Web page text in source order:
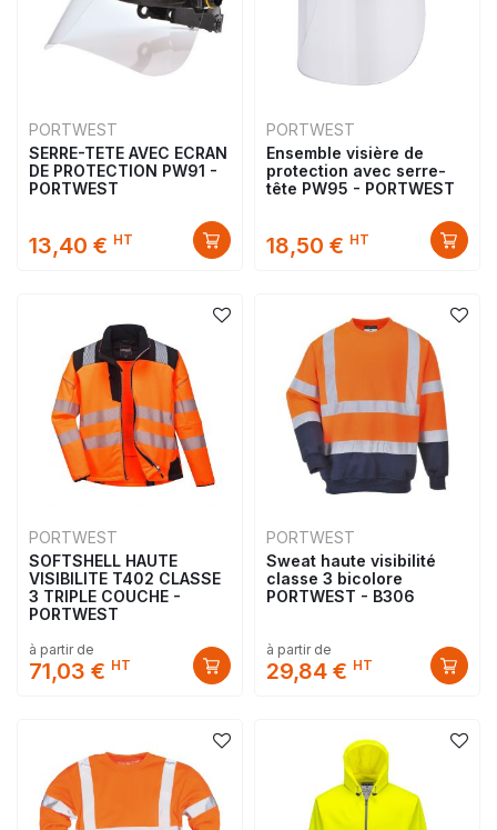
PORTWEST
SERRE-TETE AVEC ECRAN
DE PROTECTION PW91 -
PORTWEST
13,40 € HT
PORTWEST
Ensemble visière de
protection avec serre-
tête PW95 - PORTWEST
18,50 € HT
PORTWEST
SOFTSHELL HAUTE
VISIBILITE T402 CLASSE
3 TRIPLE COUCHE -
PORTWEST
à partir de
71,03 € HT
PORTWEST
Sweat haute visibilité
classe 3 bicolore
PORTWEST - B306
à partir de
29,84 € HT